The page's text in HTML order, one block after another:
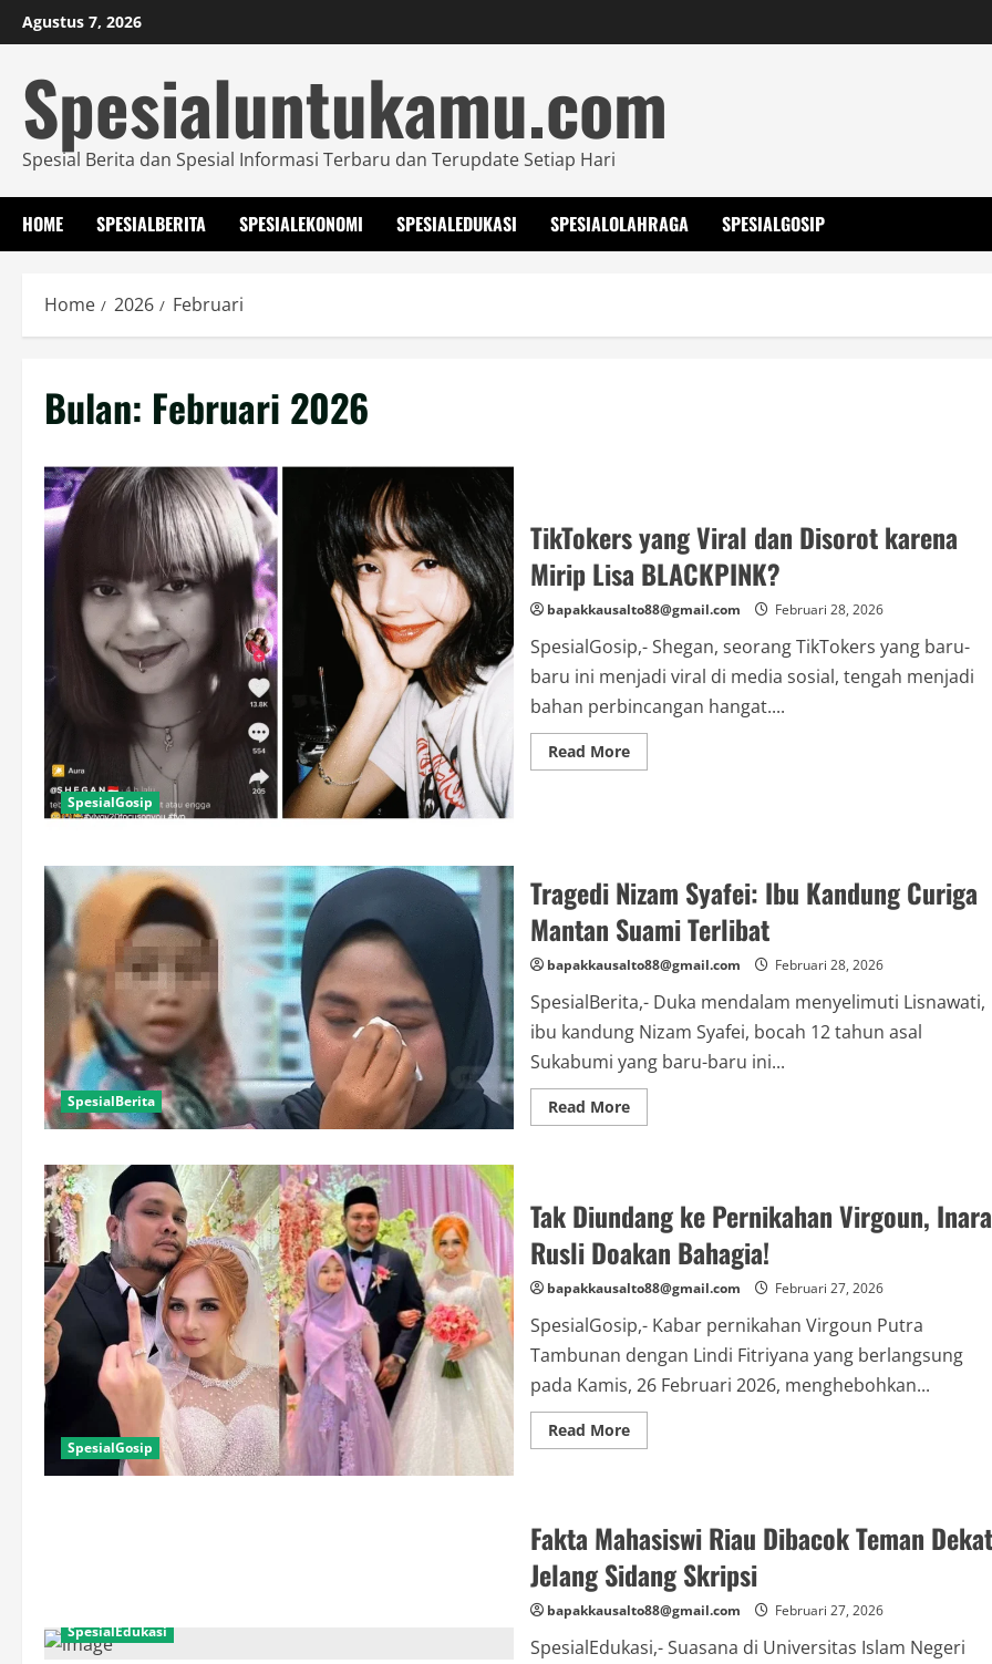
Skip
to
content
Agustus 7, 2026
Spesialuntukamu.com
Spesial Berita dan Spesial Informasi Terbaru dan Terupdate Setiap Hari
HOME SPESIALBERITA SPESIALEKONOMI SPESIALEDUKASI SPESIALOLAHRAGA SPESIALGOSIP
Home 2026 Februari
Bulan: Februari 2026
SpesialGosip
TikTokers yang Viral dan Disorot karena
Mirip Lisa BLACKPINK?
bapakkausalto88@gmail.com Februari 28, 2026
SpesialGosip,- Shegan, seorang TikTokers yang baru-
baru ini menjadi viral di media sosial, tengah menjadi
bahan perbincangan hangat....
Read MoreRead
more
Mirip
Lisa
BLACKPINK?
SpesialBerita
Tragedi Nizam Syafei: Ibu Kandung Curiga
Mantan Suami Terlibat
bapakkausalto88@gmail.com Februari 28, 2026
SpesialBerita,- Duka mendalam menyelimuti Lisnawati,
ibu kandung Nizam Syafei, bocah 12 tahun asal
Sukabumi yang baru-baru ini...
Read MoreRead
more
Kandung
Curiga
Mantan
Suami
SpesialGosip
Tak Diundang ke Pernikahan Virgoun, Inara
Rusli Doakan Bahagia!
bapakkausalto88@gmail.com Februari 27, 2026
SpesialGosip,- Kabar pernikahan Virgoun Putra
Tambunan dengan Lindi Fitriyana yang berlangsung
pada Kamis, 26 Februari 2026, menghebohkan...
Read MoreRead
more
Virgoun,
Inara
Rusli
Doakan
Bahagia!
SpesialEdukasi
Fakta Mahasiswi Riau Dibacok Teman Dekat
Jelang Sidang Skripsi
bapakkausalto88@gmail.com Februari 27, 2026
SpesialEdukasi,- Suasana di Universitas Islam Negeri